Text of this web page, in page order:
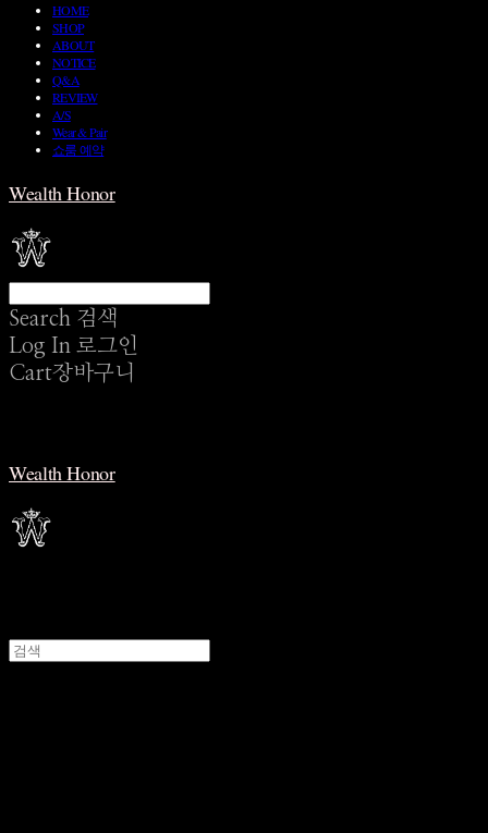
HOME
SHOP
ABOUT
NOTICE
Q&A
REVIEW
A/S
Wear & Pair
쇼룸 예약
Wealth Honor
Search 검색
Log In 로그인
Cart장바구니
Wealth Honor